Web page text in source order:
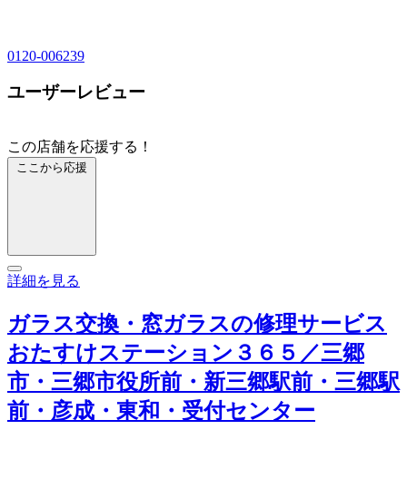
0120-006239
ユーザーレビュー
この店舗を応援する！
ここから応援
詳細を見る
ガラス交換・窓ガラスの修理サービス
おたすけステーション３６５／三郷
市・三郷市役所前・新三郷駅前・三郷駅
前・彦成・東和・受付センター